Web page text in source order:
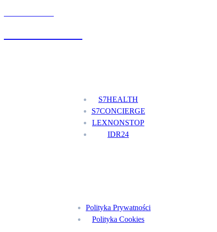
S7HEALTH
S7CONCIERGE
LEXNONSTOP
IDR24
Polityka Prywatności
Polityka Cookies